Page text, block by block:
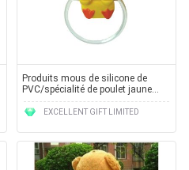
Produits mous de silicone de
PVC/spécialité de poulet jaune
mignon à un prix usine
EXCELLENT GIFT LIMITED